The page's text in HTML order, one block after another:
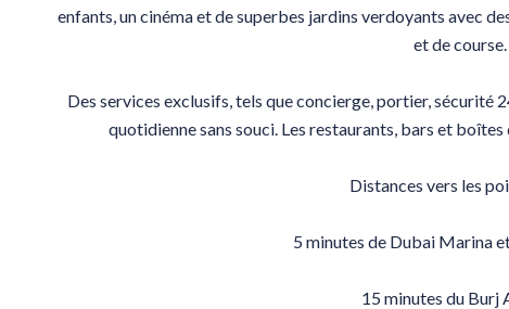
enfants, un cinéma et de superbes jardins verdoyants avec
et de course.
Des services exclusifs, tels que concierge, portier, sécurité
quotidienne sans souci. Les restaurants, bars et
Distances vers les
5 minutes de Dubai Marina
15 minutes du Burj